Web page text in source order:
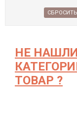
НЕ
ТОВАР ?